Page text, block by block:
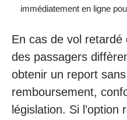
immédiatement en ligne
En cas de vol
des passagers
obtenir un report
remboursement,
législation. Si l’option